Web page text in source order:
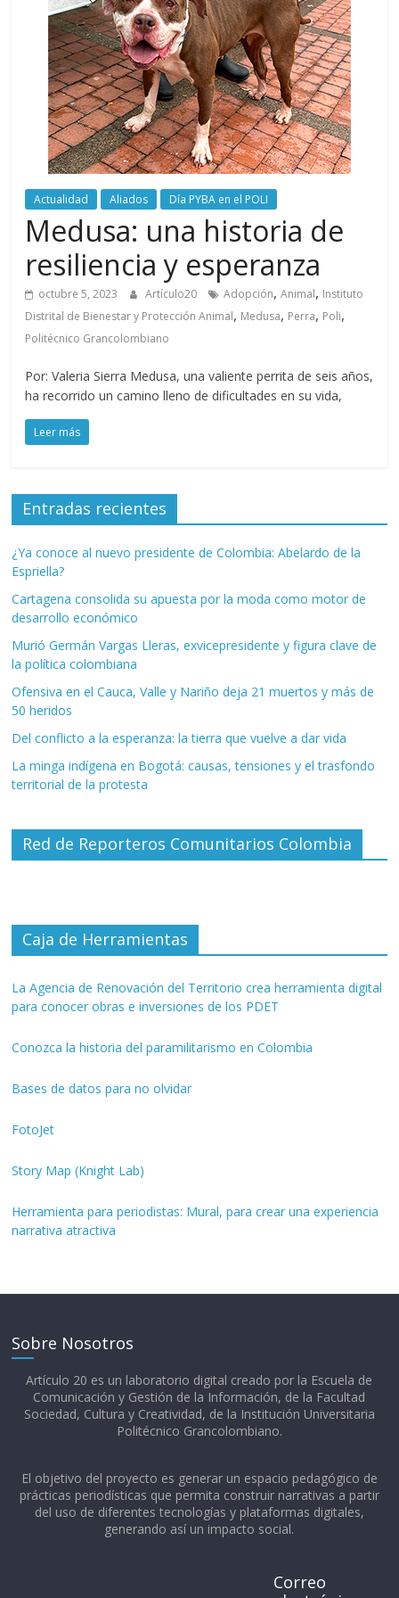
periodismo
digital
Politécnico
Grancolombiano
Actualidad Aliados Día PYBA en el POLI
Medusa: una historia de
resiliencia y esperanza
octubre 5, 2023 Artículo20 Adopción,Animal, Instituto
Distrital de Bienestar y Protección Animal, Medusa, Perra, Poli,
Politécnico Grancolombiano
Por: Valeria Sierra Medusa, una valiente perrita de seis años,
ha recorrido un camino lleno de dificultades en su vida,
Leer más
Entradas recientes
¿Ya conoce al nuevo presidente de Colombia: Abelardo de la
Espriella?
Cartagena consolida su apuesta por la moda como motor de
desarrollo económico
Murió Germán Vargas Lleras, exvicepresidente y figura clave de
la política colombiana
Ofensiva en el Cauca, Valle y Nariño deja 21 muertos y más de
50 heridos
Del conflicto a la esperanza: la tierra que vuelve a dar vida
La minga indígena en Bogotá: causas, tensiones y el trasfondo
territorial de la protesta
Red de Reporteros Comunitarios Colombia
Caja de Herramientas
La Agencia de Renovación del Territorio crea herramienta digital
para conocer obras e inversiones de los PDET
Conozca la historia del paramilitarismo en Colombia
Bases de datos para no olvidar
FotoJet
Story Map (Knight Lab)
Herramienta para periodistas: Mural, para crear una experiencia
narrativa atractiva
Sobre Nosotros
Artículo 20 es un laboratorio digital creado por la Escuela de
Comunicación y Gestión de la Información, de la Facultad
Sociedad, Cultura y Creatividad, de la Institución Universitaria
Politécnico Grancolombiano.​
El objetivo del proyecto es generar un espacio pedagógico de
prácticas periodísticas que permita construir narrativas a partir
del uso de diferentes tecnologías y plataformas digitales,
generando así un impacto social.
Correo